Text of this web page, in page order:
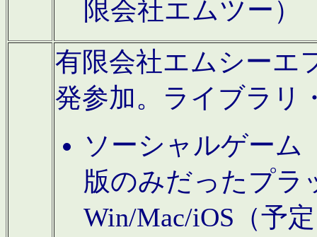
限会社エムツー）
有限会社エムシーエ
発参加。ライブラリ
ソーシャルゲーム
版のみだったプラ
Win/Mac/iOS（予